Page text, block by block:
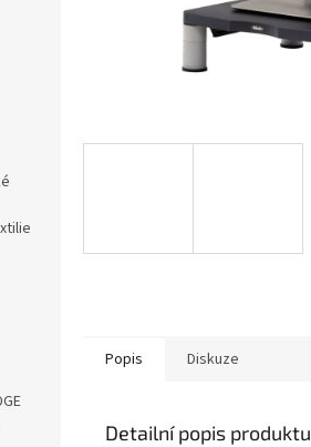
Popis Diskuze
Detailní popis produktu